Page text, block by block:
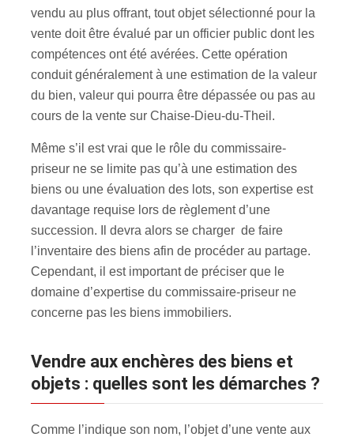
vendu au plus offrant, tout objet sélectionné pour la
vente doit être évalué par un officier public dont les
compétences ont été avérées. Cette opération
conduit généralement à une estimation de la valeur
du bien, valeur qui pourra être dépassée ou pas au
cours de la vente sur Chaise-Dieu-du-Theil.
Même s’il est vrai que le rôle du commissaire-
priseur ne se limite pas qu’à une estimation des
biens ou une évaluation des lots, son expertise est
davantage requise lors de règlement d’une
succession. Il devra alors se charger de faire
l’inventaire des biens afin de procéder au partage.
Cependant, il est important de préciser que le
domaine d’expertise du commissaire-priseur ne
concerne pas les biens immobiliers.
Vendre aux enchères des biens et
objets : quelles sont les démarches ?
Comme l’indique son nom, l’objet d’une vente aux